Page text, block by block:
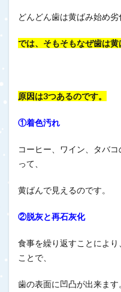
どんどん歯は黄ばみ始め劣
では、そもそもなぜ歯は黄
原因は3つあるのです。
①着色汚れ
コーヒー、ワイン、タバ
って、
黄ばんで見えるのです。
②脱灰と再石灰化
食事を繰り返すことによ
ことで、
歯の表面に凹凸が出来ま